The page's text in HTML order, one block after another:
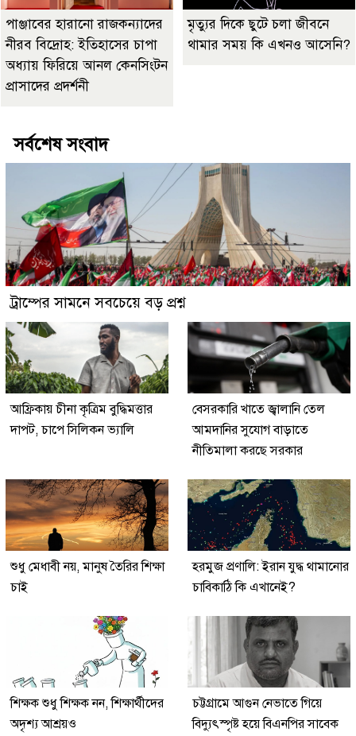
পাঞ্জাবের হারানো রাজকন্যাদের
নীরব বিদ্রোহ: ইতিহাসের চাপা
অধ্যায় ফিরিয়ে আনল কেনসিংটন
প্রাসাদের প্রদর্শনী
মৃত্যুর দিকে ছুটে চলা জীবনে
থামার সময় কি এখনও আসেনি?
সর্বশেষ সংবাদ
ট্রাম্পের সামনে সবচেয়ে বড় প্রশ্ন
আফ্রিকায় চীনা কৃত্রিম বুদ্ধিমত্তার
দাপট, চাপে সিলিকন ভ্যালি
বেসরকারি খাতে জ্বালানি তেল
আমদানির সুযোগ বাড়াতে
নীতিমালা করছে সরকার
শুধু মেধাবী নয়, মানুষ তৈরির শিক্ষা
চাই
হরমুজ প্রণালি: ইরান যুদ্ধ থামানোর
চাবিকাঠি কি এখানেই?
শিক্ষক শুধু শিক্ষক নন, শিক্ষার্থীদের
অদৃশ্য আশ্রয়ও
চট্টগ্রামে আগুন নেভাতে গিয়ে
বিদ্যুৎস্পৃষ্ট হয়ে বিএনপির সাবেক